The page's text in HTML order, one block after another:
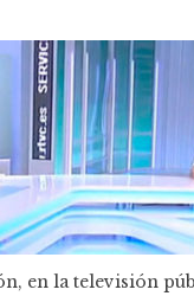
en la televisión